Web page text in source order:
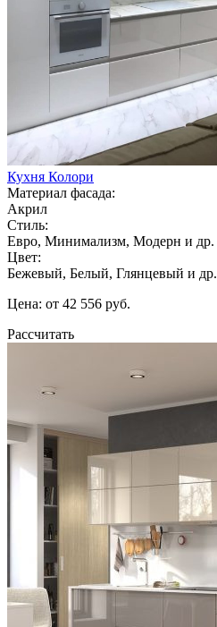
Кухня Колори
Материал фасада:
Акрил
Стиль:
Евро, Минимализм, Модерн и др.
Цвет:
Бежевый, Белый, Глянцевый и др.
Цена: от 42 556 руб.
Рассчитать